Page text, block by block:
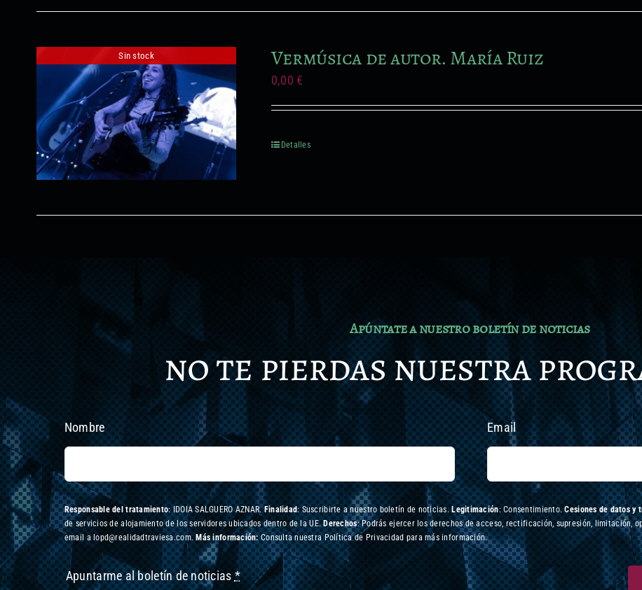
Sin stock Vermúsica de autor. María Ruiz
0,00 €
Detalles
Apúntate a nuestro boletín de noticias
no te pierdas nuestra
Nombre Email
Responsable del tratamiento: IDOIA SALGUERO AZNAR.Finalidad: Suscribirte a nuestro boletín de noticias.Legitimación: Consentimiento.Cesiones de datos y
de servicios de alojamiento de los servidores ubicados dentro de la UE.Derechos: Podrás ejercer los derechos de acceso, rectificación, supresión, limitación,
email a lopd@realidadtraviesa.com.Más información:Consulta nuestra Política de Privacidad para más información.
Apuntarme al boletín de noticias *